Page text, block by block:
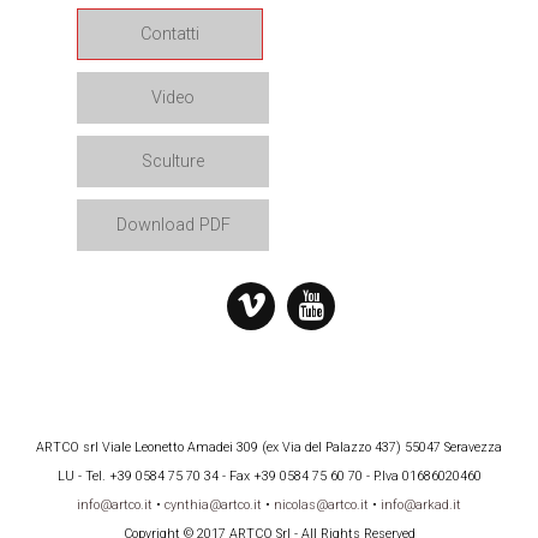
Contatti
Video
Sculture
Download PDF
ARTCO srl Viale Leonetto Amadei 309 (ex Via del Palazzo 437) 55047 Seravezza
LU - Tel. +39 0584 75 70 34 - Fax +39 0584 75 60 70 - P.Iva 01686020460
info@artco.it • cynthia@artco.it • nicolas@artco.it • info@arkad.it
Copyright © 2017 ARTCO Srl - All Rights Reserved